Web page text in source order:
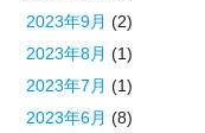
2023年9月 (2)
2023年8月 (1)
2023年7月 (1)
2023年6月 (8)